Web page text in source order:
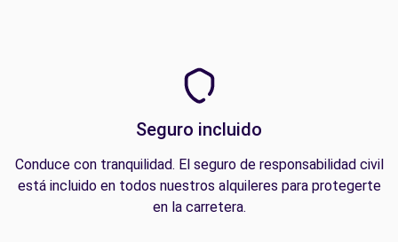
Seguro incluido
Conduce con tranquilidad. El seguro de responsabilidad civil
está incluido en todos nuestros alquileres para protegerte
en la carretera.